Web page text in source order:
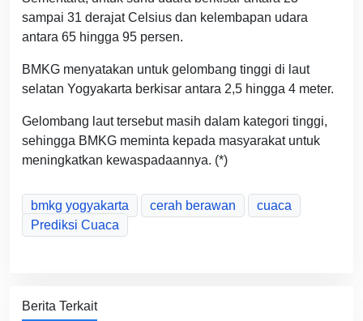
sampai 31 derajat Celsius dan kelembapan udara
antara 65 hingga 95 persen.
BMKG menyatakan untuk gelombang tinggi di laut
selatan Yogyakarta berkisar antara 2,5 hingga 4 meter.
Gelombang laut tersebut masih dalam kategori tinggi,
sehingga BMKG meminta kepada masyarakat untuk
meningkatkan kewaspadaannya. (*)
bmkg yogyakarta cerah berawan
cuaca
Prediksi Cuaca
Berita Terkait